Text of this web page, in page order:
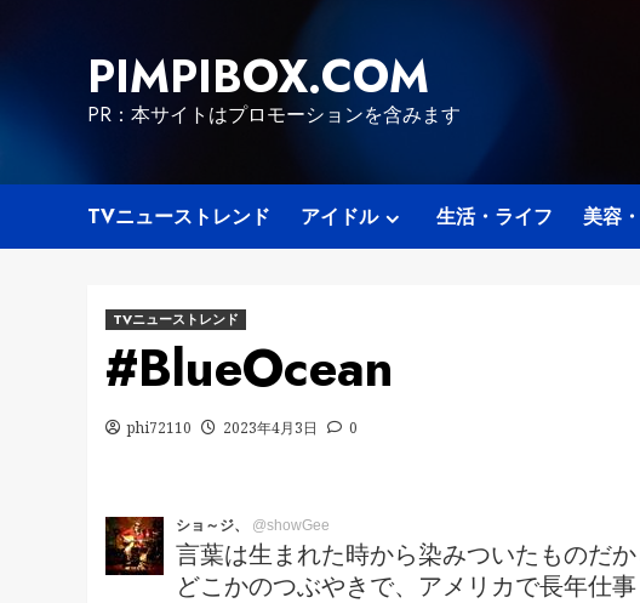
PIMPIBOX.COM
PR：本サイトはプロモーションを含みます
TVニューストレンド アイドル 生活・ライフ 美容
TVニューストレンド
#BlueOcean
phi72110 2023年4月3日 0
ショ～ジ、 @showGee
言葉は生まれた時から染みついたものだ
どこかのつぶやきで、アメリカで長年仕